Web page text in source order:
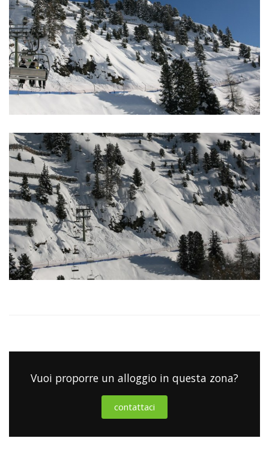
Vuoi proporre un alloggio in questa zona?
contattaci